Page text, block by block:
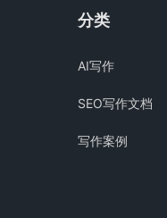
分类
AI写作
SEO写作文档
写作案例